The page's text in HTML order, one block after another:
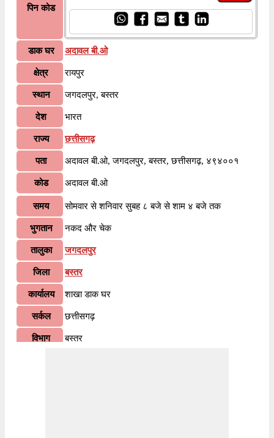
पिन कोड
डाक घर अदावल बी.ओ
क्षेत्र रायपुर
स्थान जगदलपुर, बस्तर
देश भारत
राज्य छत्तीसगढ़
पता अदावल बी.ओ, जगदलपुर, बस्तर, छत्तीसगढ़, ४९४००१
कोड अदावल बी.ओ
समय सोमवार से शनिवार सुबह ८ बजे से शाम ४ बजे तक
भुगतान नकद और चेक
तालुका जगदलपुर
जिला बस्तर
कार्यालय शाखा डाक घर
सर्कल छत्तीसगढ़
विभाग बस्तर